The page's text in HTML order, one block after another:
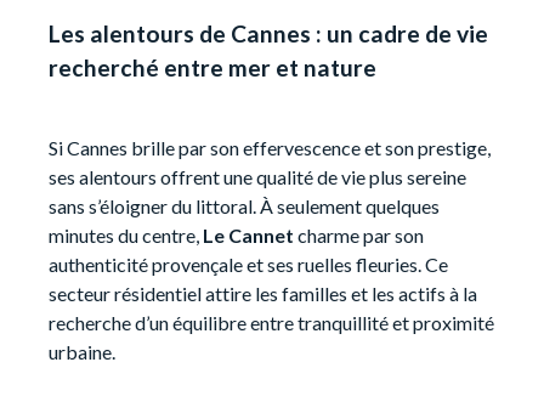
Les alentours de Cannes : un cadre de vie
recherché entre mer et nature
Si Cannes brille par son effervescence et son prestige,
ses alentours offrent une qualité de vie plus sereine
sans s’éloigner du littoral. À seulement quelques
minutes du centre, Le Cannet charme par son
authenticité provençale et ses ruelles fleuries. Ce
secteur résidentiel attire les familles et les actifs à la
recherche d’un équilibre entre tranquillité et proximité
urbaine.